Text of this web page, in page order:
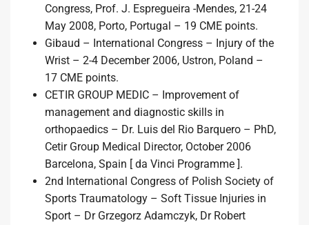
Congress, Prof. J. Espregueira -Mendes, 21-24
May 2008, Porto, Portugal – 19 CME points.
Gibaud – International Congress – Injury of the
Wrist – 2-4 December 2006, Ustron, Poland –
17 CME points.
CETIR GROUP MEDIC – Improvement of
management and diagnostic skills in
orthopaedics – Dr. Luis del Rio Barquero – PhD,
Cetir Group Medical Director, October 2006
Barcelona, Spain [ da Vinci Programme ].
2nd International Congress of Polish Society of
Sports Traumatology – Soft Tissue Injuries in
Sport – Dr Grzegorz Adamczyk, Dr Robert